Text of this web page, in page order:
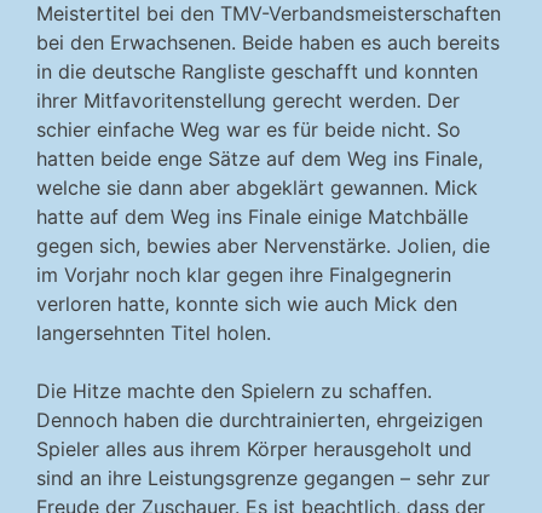
Meistertitel bei den TMV-Verbandsmeisterschaften
bei den Erwachsenen. Beide haben es auch bereits
in die deutsche Rangliste geschafft und konnten
ihrer Mitfavoritenstellung gerecht werden. Der
schier einfache Weg war es für beide nicht. So
hatten beide enge Sätze auf dem Weg ins Finale,
welche sie dann aber abgeklärt gewannen. Mick
hatte auf dem Weg ins Finale einige Matchbälle
gegen sich, bewies aber Nervenstärke. Jolien, die
im Vorjahr noch klar gegen ihre Finalgegnerin
verloren hatte, konnte sich wie auch Mick den
langersehnten Titel holen.
Die Hitze machte den Spielern zu schaffen.
Dennoch haben die durchtrainierten, ehrgeizigen
Spieler alles aus ihrem Körper herausgeholt und
sind an ihre Leistungsgrenze gegangen – sehr zur
Freude der Zuschauer. Es ist beachtlich, dass der